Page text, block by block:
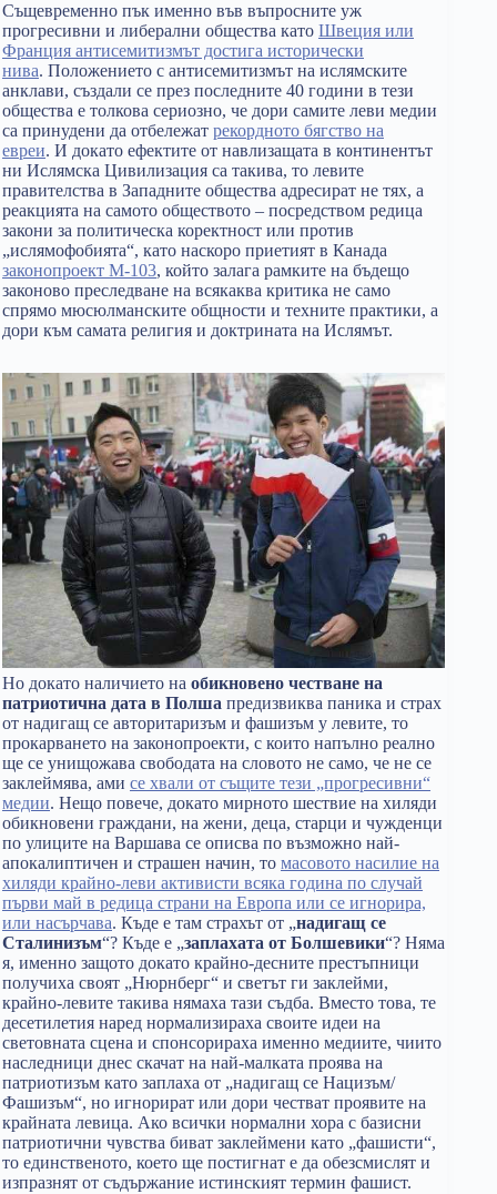
Същевременно пък именно във въпросните уж
прогресивни и либерални общества като Швеция или
Франция антисемитизмът достига исторически
нива. Положението с антисемитизмът на ислямските
анклави, създали се през последните 40 години в тези
общества е толкова сериозно, че дори самите леви медии
са принудени да отбележат рекордното бягство на
евреи. И докато ефектите от навлизащата в континентът
ни Ислямска Цивилизация са такива, то левите
правителства в Западните общества адресират не тях, а
реакцията на самото обществото – посредством редица
закони за политическа коректност или против
„ислямофобията“, като наскоро приетият в Канада
законопроект M-103, който залага рамките на бъдещо
законово преследване на всякаква критика не само
спрямо мюсюлманските общности и техните практики, а
дори към самата религия и доктрината на Ислямът.
Но докато наличието на обикновено честване на
патриотична дата в Полша предизвиква паника и страх
от надигащ се авторитаризъм и фашизъм у левите, то
прокарването на законопроекти, с които напълно реално
ще се унищожава свободата на словото не само, че не се
заклеймява, ами се хвали от същите тези „прогресивни“
медии. Нещо повече, докато мирното шествие на хиляди
обикновени граждани, на жени, деца, старци и чужденци
по улиците на Варшава се описва по възможно най-
апокалиптичен и страшен начин, то масовото насилие на
хиляди крайно-леви активисти всяка година по случай
първи май в редица страни на Европа или се игнорира,
или насърчава. Къде е там страхът от „надигащ се
Сталинизъм“? Къде е „заплахата от Болшевики“? Няма
я, именно защото докато крайно-десните престъпници
получиха своят „Нюрнберг“ и светът ги заклейми,
крайно-левите такива нямаха тази съдба. Вместо това, те
десетилетия наред нормализираха своите идеи на
световната сцена и спонсорираха именно медиите, чиито
наследници днес скачат на най-малката проява на
патриотизъм като заплаха от „надигащ се Нацизъм/
Фашизъм“, но игнорират или дори честват проявите на
крайната левица. Ако всички нормални хора с базисни
патриотични чувства биват заклеймени като „фашисти“,
то единственото, което ще постигнат е да обезсмислят и
изпразнят от съдържание истинският термин фашист.